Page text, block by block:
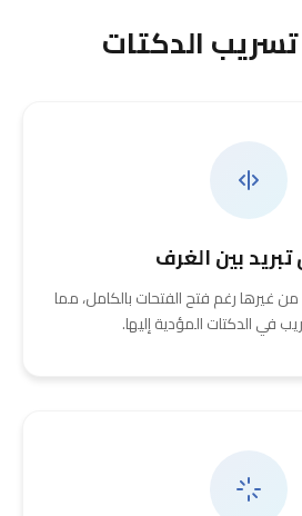
الدكتات
بين الغرف
غيرها رغم فتح الفتحات بالكامل، مما
في الدكتات المؤدية إليها.